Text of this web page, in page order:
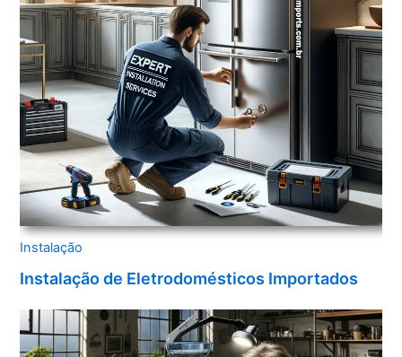
Instalação
Instalação de Eletrodomésticos Importados